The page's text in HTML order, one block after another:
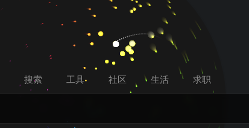
搜索 工具 社区 生活 求职